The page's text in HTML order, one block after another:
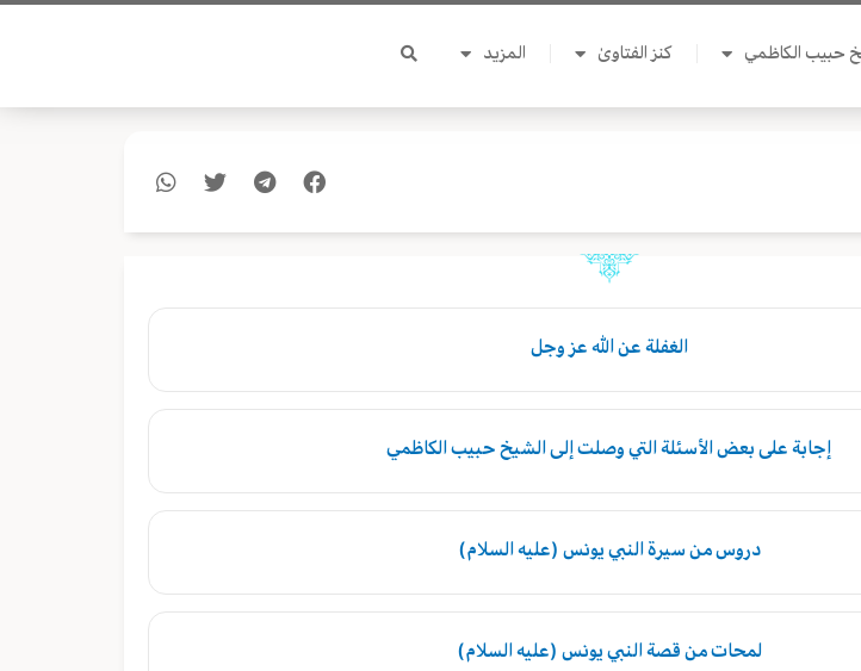
حبيب الكاظمي كنز الفتاوىٰ المزيد
الغفلة عن الله عز وجل
إجابة على بعض الأسئلة التي وصلت إلى الشيخ حبيب الكاظمي
دروس من سيرة النبي يونس (عليه السلام)
لمحات من قصة النبي يونس (عليه السلام)